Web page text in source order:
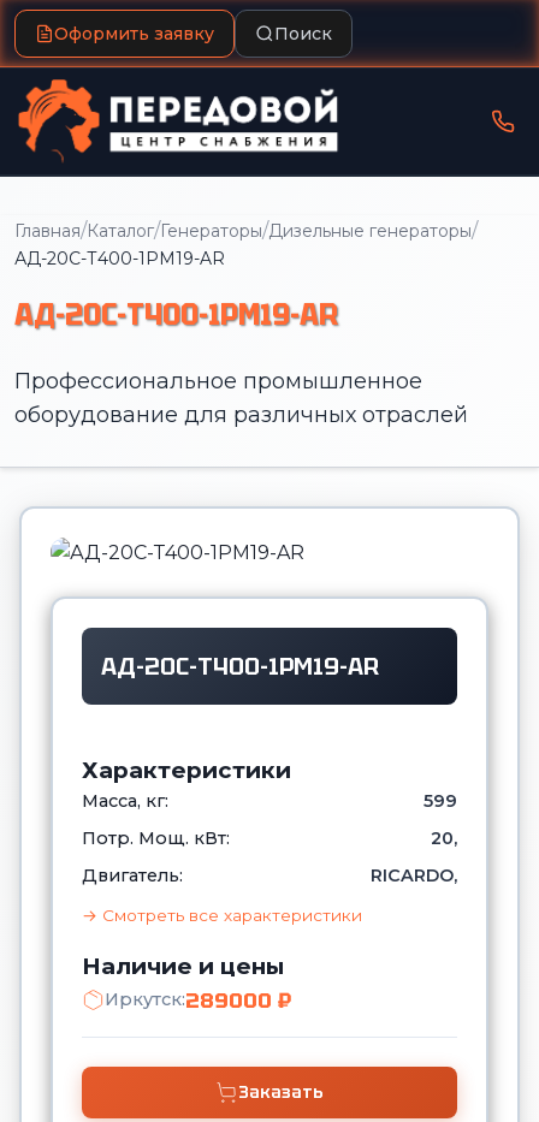
Оформить заявку Поиск
Главная/Каталог/Генераторы/Дизельные генераторы/
АД-20С-Т400-1РМ19-AR
АД-20С-Т400-1РМ19-AR
Профессиональное промышленное
оборудование для различных отраслей
АД-20С-Т400-1РМ19-AR
Характеристики
Масса, кг:
599
Потр. Мощ. кВт:
20,
Двигатель:
RICARDO,
→ Смотреть все характеристики
Наличие и цены
Иркутск:289000 ₽
Заказать